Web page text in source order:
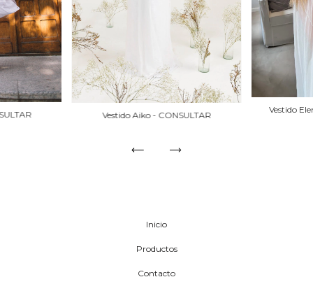
Vestido Aiko - CONSULTAR
Vestido
Inicio
Productos
Contacto